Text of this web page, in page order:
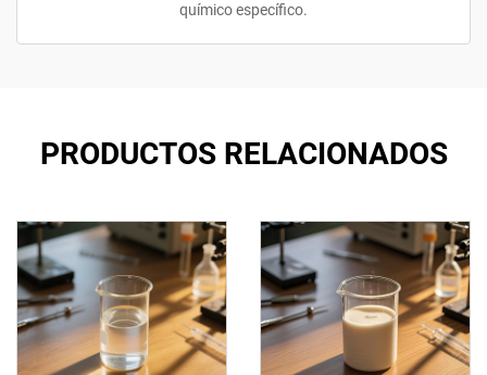
químico específico.
PRODUCTOS RELACIONADOS